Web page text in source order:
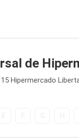
de
Hipermercado